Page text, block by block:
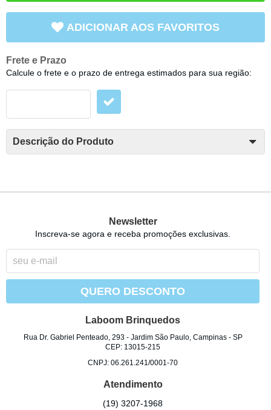
ADICIONAR AOS FAVORITOS
Frete e Prazo
Calcule o frete e o prazo de entrega estimados para sua região:
Descrição do Produto
Newsletter
Inscreva-se agora e receba promoções exclusivas.
QUERO DESCONTO
Laboom Brinquedos
Rua Dr. Gabriel Penteado, 293- Jardim São Paulo, Campinas- SP
CEP: 13015-215
CNPJ: 06.261.241/0001-70
Atendimento
(19) 3207-1968